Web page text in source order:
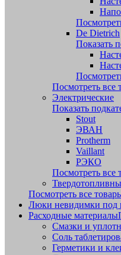
De Dietrich
Показать
Посмотреть все
Электрические
Показать
Stout
ЭВАН
Protherm
Vaillant
РЭКО
Посмотреть все
Посмотреть все
Люки невидимки под
Расходные материалы
Смазки и
Соль
Герметики и